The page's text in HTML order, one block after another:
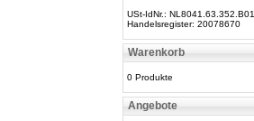
USt-IdNr.: NL8041.63.352.B01
Handelsregister: 20078670
Warenkorb
0 Produkte
Angebote